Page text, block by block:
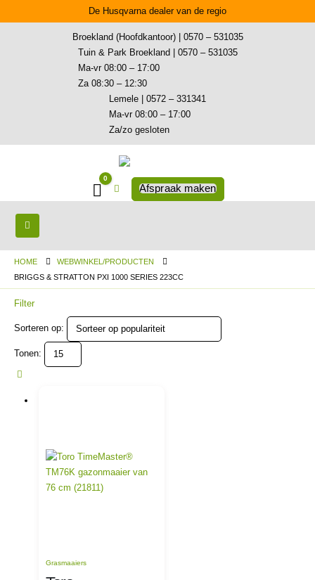
De Husqvarna dealer van de regio
Broekland (Hoofdkantoor) | 0570 – 531035
Tuin & Park Broekland | 0570 – 531035
Ma-vr 08:00 – 17:00
Za 08:30 – 12:30
Lemele | 0572 – 331341
Ma-vr 08:00 – 17:00
Za/zo gesloten
Winkelwagen
0
Afspraak maken
HOME
WEBWINKEL/PRODUCTEN
BRIGGS & STRATTON PXI 1000 SERIES 223CC
Filter
Sorteren op:
Tonen:
Grasmaaiers